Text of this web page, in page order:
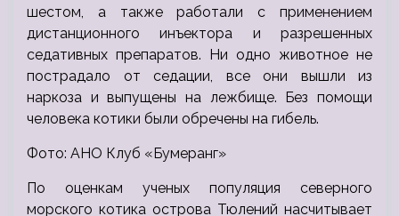
шестом, а также работали с применением
дистанционного инъектора и разрешенных
седативных препаратов. Ни одно животное не
пострадало от седации, все они вышли из
наркоза и выпущены на лежбище. Без помощи
человека котики были обречены на гибель.
Фото: АНО Клуб «Бумеранг»
По оценкам ученых популяция северного
морского котика острова Тюлений насчитывает